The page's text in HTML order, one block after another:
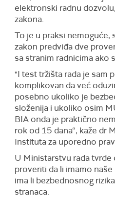
elektronski radnu
zakona.
To je u praksi nemoguće,
zakon predviđa dve
sa stranim radnicima ako
"I test tržišta rada je sam
komplikovan da već
posebno ukoliko je
složenija i ukoliko osim
BIA onda je praktično
rok od 15 dana“, kaže dr
Institutaza uporedno
U Ministarstvu rada tvrde
proveriti da li imamo
ima li bezbednosnog
stranaca.